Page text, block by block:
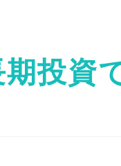
期投資